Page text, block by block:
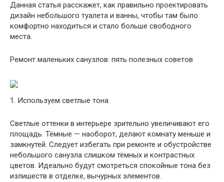
Данная статья расскажет, как правильно проектировать
дизайн небольшого туалета и ванны, чтобы там было
комфортно находиться и стало больше свободного
места.
Ремонт маленьких санузлов: пять полезных советов
1. Используем светлые тона
Светлые оттенки в интерьере зрительно увеличивают его
площадь. Тёмные — наоборот, делают комнату меньше и
замкнутей. Следует избегать при ремонте и обустройстве
небольшого санузла слишком тёмных и контрастных
цветов. Идеально будут смотреться спокойные тона без
излишеств в отделке, вычурных элементов.